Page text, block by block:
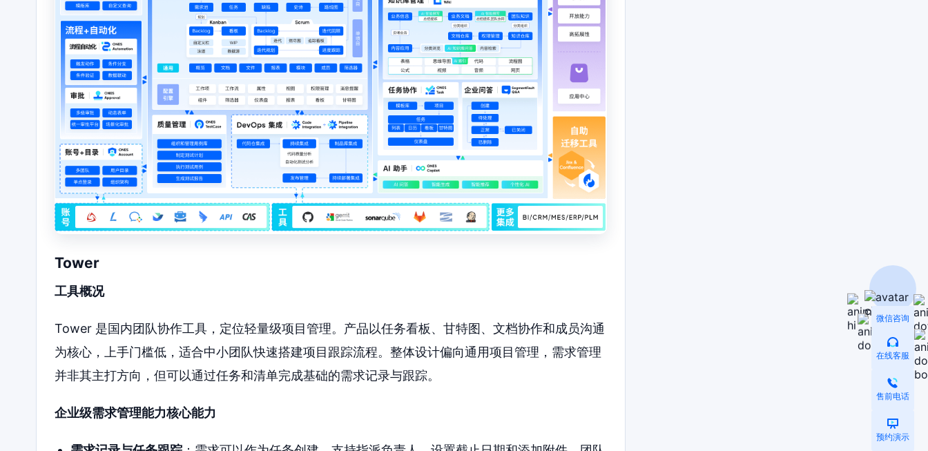
Tower
工具概况
Tower 是国内团队协作工具，定位轻量级项目管理。产品以任务看板、甘特图、文档协作和成员沟通
为核心，上手门槛低，适合中小团队快速搭建项目跟踪流程。整体设计偏向通用项目管理，需求管理
并非其主打方向，但可以通过任务和清单完成基础的需求记录与跟踪。
企业级需求管理能力核心能力
微信咨询
在线客服
售前电话
预约演示